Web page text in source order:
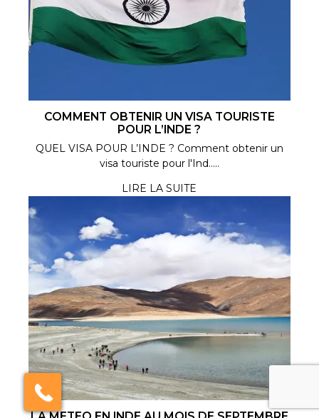
COMMENT OBTENIR UN VISA TOURISTE
POUR L’INDE ?
QUEL VISA POUR L’INDE ? Comment obtenir un
visa touriste pour l'Ind.....
LIRE LA SUITE
India Someday
Speak to our experts
For a free & immediate callback, enter
your number below and we will call you in
27 seconds.
Call me now Call me later
We're by ResponseiQ